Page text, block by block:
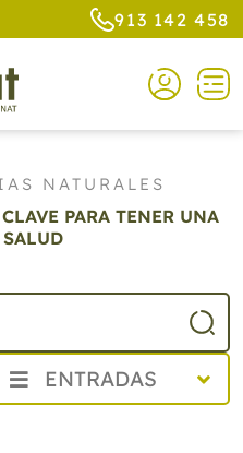
913 142 458
NATURALES
PARA TENER UNA
ENTRADAS